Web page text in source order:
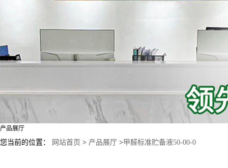
产品展厅
您当前的位置： 网站首页 > 产品展厅 >甲醛标准贮备液50-00-0